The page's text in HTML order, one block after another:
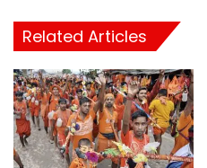
Related Articles